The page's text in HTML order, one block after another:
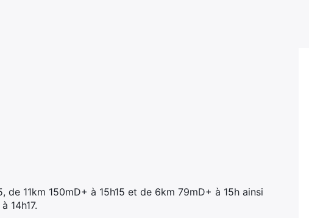
11km 150mD+ à 15h15 et de 6km 79mD+ à 15h ainsi
14h17.